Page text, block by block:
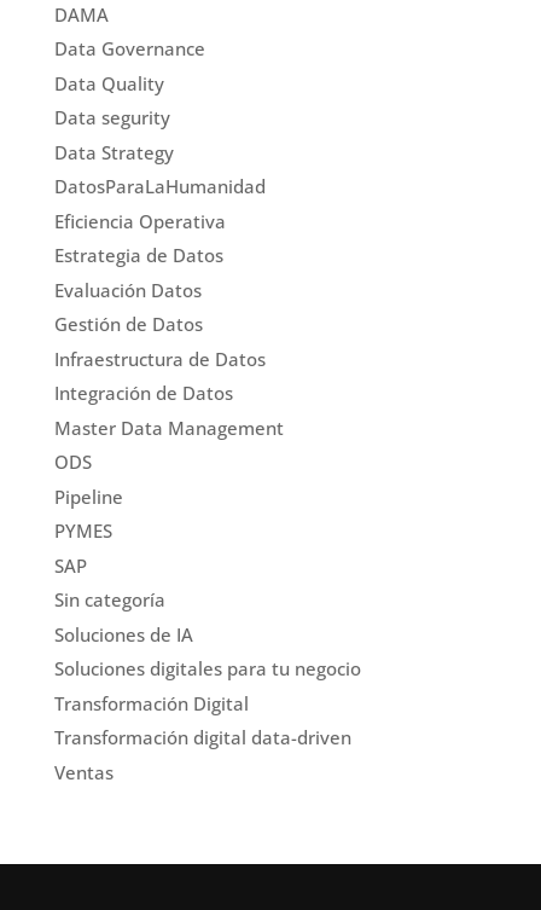
DAMA
Data Governance
Data Quality
Data segurity
Data Strategy
DatosParaLaHumanidad
Eficiencia Operativa
Estrategia de Datos
Evaluación Datos
Gestión de Datos
Infraestructura de Datos
Integración de Datos
Master Data Management
ODS
Pipeline
PYMES
SAP
Sin categoría
Soluciones de IA
Soluciones digitales para tu negocio
Transformación Digital
Transformación digital data-driven
Ventas